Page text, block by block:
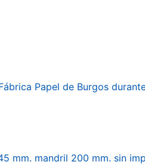
Papel de Burgos
mm. mandril 200 mm. sin